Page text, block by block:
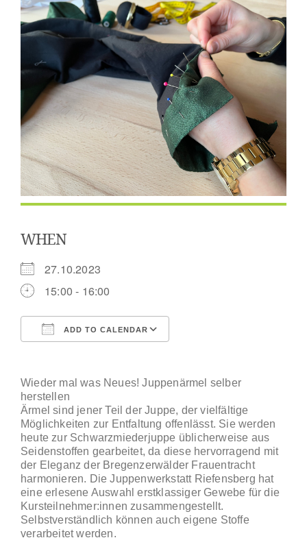
WHEN
27.10.2023
15:00 - 16:00
ADD TO CALENDAR
Wieder mal was Neues! Juppenärmel selber
herstellen
Ärmel sind jener Teil der Juppe, der vielfältige
Möglichkeiten zur Entfaltung offenlässt. Sie werden
heute zur Schwarzmiederjuppe üblicherweise aus
Seidenstoffen gearbeitet, da diese hervorragend mit
der Eleganz der Bregenzerwälder Frauentracht
harmonieren. Die Juppenwerkstatt Riefensberg hat
eine erlesene Auswahl erstklassiger Gewebe für die
Kursteilnehmer:innen zusammengestellt.
Selbstverständlich können auch eigene Stoffe
verarbeitet werden.